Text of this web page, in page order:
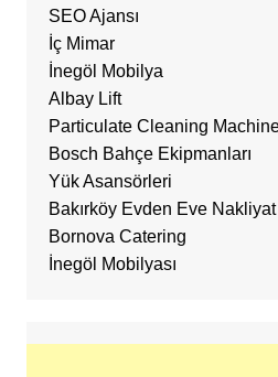
SEO Ajansı
İç Mimar
İnegöl Mobilya
Albay Lift
Particulate Cleaning
Bosch Bahçe Ekipmanları
Yük Asansörleri
Bakırköy Evden Eve Nakliyat
Bornova Catering
İnegöl Mobilyası